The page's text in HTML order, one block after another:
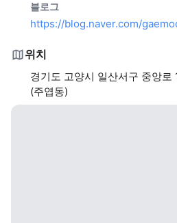
블로그
https://blog.naver.com/
위치
경기도 고양시 일산서구 중앙
(주엽동)